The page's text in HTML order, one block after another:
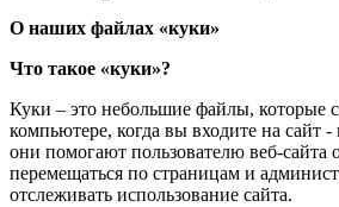
О наших файлах «куки»
Что такое «куки»?
Куки – это небольшие файлы, которые
компьютере, когда вы входите на сайт -
они помогают пользователю веб-сайта
перемещаться по страницам и
отслеживать использование сайта.